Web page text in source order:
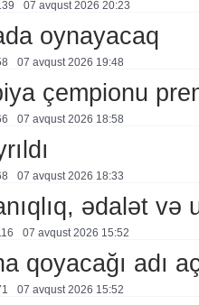
07 avqust 2026 20:23
oynayacaq
07 avqust 2026 19:48
çempionu
07 avqust 2026 18:58
07 avqust 2026 18:33
ədalət
07 avqust 2026 15:52
qoyacağı adı
07 avqust 2026 15:52